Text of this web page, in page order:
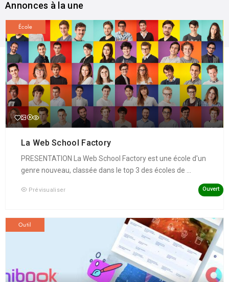
Annonces à la une
École
La Web School Factory
PRESENTATION La Web School Factory est une école d'un
genre nouveau, classée dans le top 3 des écoles de ...
Prévisualiser Ouvert
Outil